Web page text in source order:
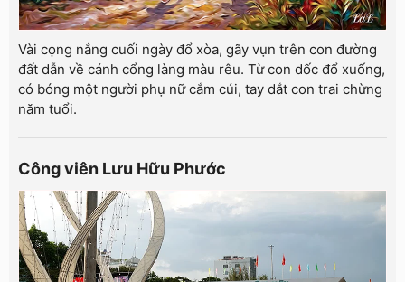
Vài cọng nắng cuối ngày đổ xòa, gãy vụn trên con đường
đất dẫn về cánh cổng làng màu rêu. Từ con dốc đổ xuống,
có bóng một người phụ nữ cắm cúi, tay dắt con trai chừng
năm tuổi.
Công viên Lưu Hữu Phước